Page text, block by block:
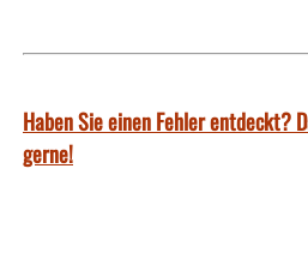
Haben Sie einen Fehler entdeckt?
gerne!